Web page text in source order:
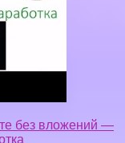
без вложений —